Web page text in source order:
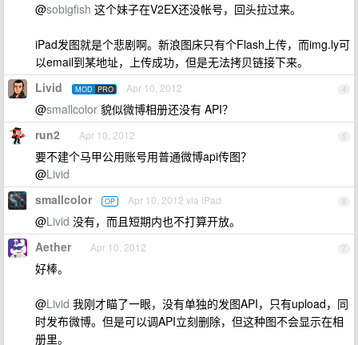
@sobigfish 这个妹子在V2EX还没帐号，回头拉过来。
iPad发图就是个悲剧啊。新浪图床只有个Flash上传，而img.ly可
以email到某地址，上传成功，但是无法拷贝链接下来。
4
Livid MOD PRO Apr 10, 2012
@smallcolor 貌似微博相册还没有 API？
5
run2 Apr 10, 2012
要不建个马甲公用账号用普通微博api传图？
@Livid
6
smallcolor OP Apr 10, 2012 via iPad
@Livid 没有，而且短期内也不打算开放。
7
Aether Apr 10, 2012
好棒。
@Livid 我刚才瞄了一眼，没有单独的发图API，只有upload，同
时发布微博。但是可以调API立刻删除，但这种图不会显示在相
册里。